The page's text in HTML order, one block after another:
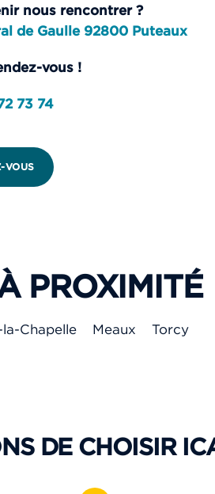
nous rencontrer ?
de Gaulle 92800 Puteaux
vous !
73 74
VOUS
PROXIMITÉ
Chapelle Meaux Torcy
DE CHOISIR